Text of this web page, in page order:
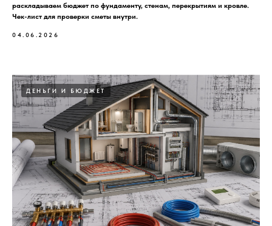
раскладываем бюджет по фундаменту, стенам, перекрытиям и кровле.
Чек-лист для проверки сметы внутри.
04.06.2026
ДЕНЬГИ И БЮДЖЕТ